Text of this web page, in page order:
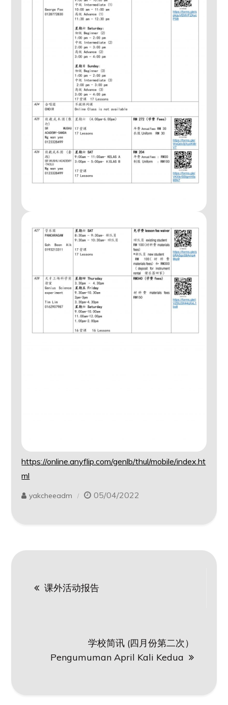
https://online.anyflip.com/genlb/thul/mobile/index.ht
ml
yakcheeadm 05/04/2022
navigation
课外活动报告
学校简讯 (四月份第二次）
Pengumuman April Kali Kedua